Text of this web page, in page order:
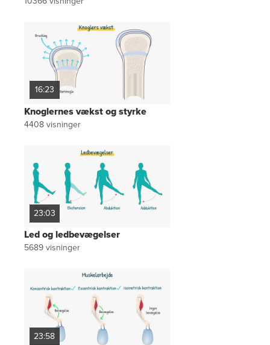
16:23
Knoglernes vækst og styrke
4408visninger
23:03
Led og ledbevægelser
5689visninger
23:58